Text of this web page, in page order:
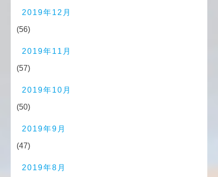
2019年12月
(56)
2019年11月
(57)
2019年10月
(50)
2019年9月
(47)
2019年8月